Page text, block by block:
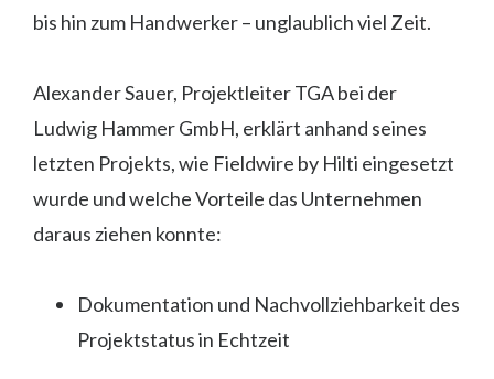
bis hin zum Handwerker – unglaublich viel Zeit.
Alexander Sauer, Projektleiter TGA bei der
Ludwig Hammer GmbH, erklärt anhand seines
letzten Projekts, wie Fieldwire by Hilti eingesetzt
wurde und welche Vorteile das Unternehmen
daraus ziehen konnte:
Dokumentation und Nachvollziehbarkeit des
Projektstatus in Echtzeit